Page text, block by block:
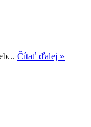
Čítať ďalej »